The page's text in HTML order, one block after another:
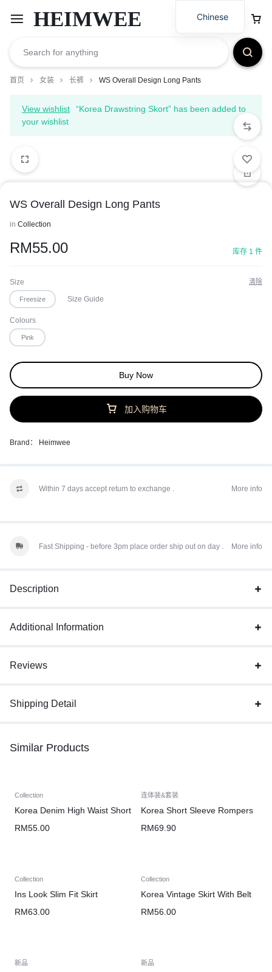
HEIMWEE
首页 女装 长裤 WS Overall Design Long Pants
View wishlist
“Korea Drawstring Skort” has been added to
your wishlist
WS Overall Design Long Pants
in Collection
RM55.00 库存 1 件
Size
Freesize Size Guide
Colours
Pink
清除
加入购物车
Buy Now
Brand： Heimwee
Within 7 days accept return to exchange . More info
Fast Shipping - before 3pm place order ship out on day . More info
Description
Additional Information
Reviews
Shipping Detail
Similar Products
Collection
Korea Denim High Waist Short
RM55.00
连体装&套装
Korea Short Sleeve Rompers
RM69.90
Collection
Ins Look Slim Fit Skirt
RM63.00
Collection
Korea Vintage Skirt With Belt
RM56.00
新品 新品
Chinese